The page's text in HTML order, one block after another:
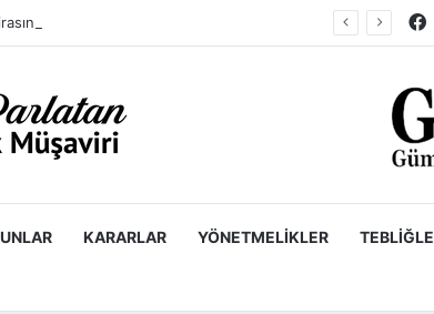
KARARLAR YÖNETMELIKLER